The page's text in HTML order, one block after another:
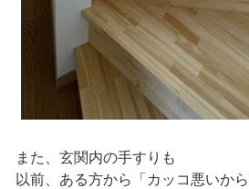
また、玄関内の手すりも
以前、ある方から「カッコ悪いか